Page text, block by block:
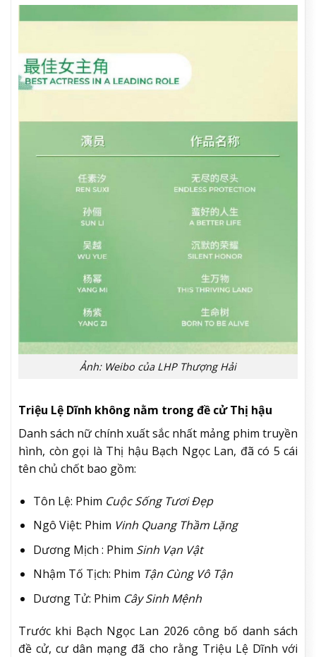
Ảnh: Weibo của LHP Thượng Hải
Triệu Lệ Dĩnh không nằm trong đề cử Thị hậu
Danh sách nữ chính xuất sắc nhất mảng phim truyền
hình, còn gọi là Thị hậu Bạch Ngọc Lan, đã có 5 cái
tên chủ chốt bao gồm:
Tôn Lệ: Phim Cuộc Sống Tươi Đẹp
Ngô Việt: Phim Vinh Quang Thầm Lặng
Dương Mịch : Phim Sinh Vạn Vật
Nhậm Tố Tịch: Phim Tận Cùng Vô Tận
Dương Tử: Phim Cây Sinh Mệnh
Trước khi Bạch Ngọc Lan 2026 công bố danh sách
đề cử, cư dân mạng đã cho rằng Triệu Lệ Dĩnh với